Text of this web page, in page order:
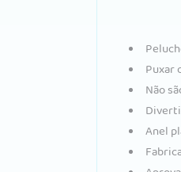
Puxar
Não
Anel